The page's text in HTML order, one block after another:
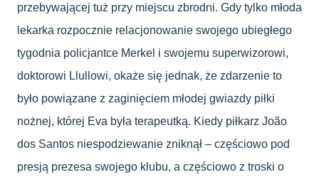
przebywającej tuż przy miejscu zbrodni. Gdy tylko młoda
lekarka rozpocznie relacjonowanie swojego ubiegłego
tygodnia policjantce Merkel i swojemu superwizorowi,
doktorowi Llullowi, okaże się jednak, że zdarzenie to
było powiązane z zaginięciem młodej gwiazdy piłki
nożnej, której Eva była terapeutką. Kiedy piłkarz João
dos Santos niespodziewanie zniknął – częściowo pod
presją prezesa swojego klubu, a częściowo z troski o